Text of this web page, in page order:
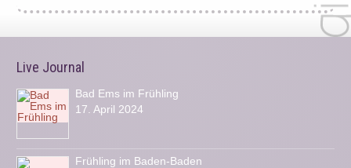
Live Journal
Bad Ems im Frühling
17. April 2024
Frühling im Baden-Baden